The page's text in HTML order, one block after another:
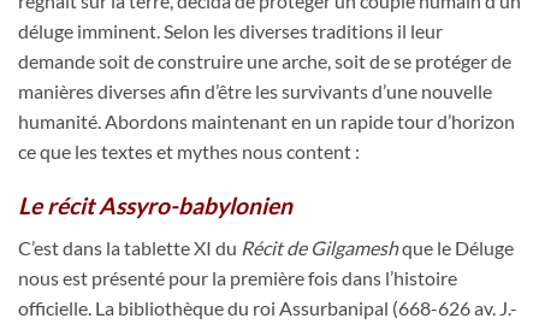
déluge imminent. Selon les diverses traditions il leur
demande soit de construire une arche, soit de se protéger de
manières diverses afin d’être les survivants d’une nouvelle
humanité. Abordons maintenant en un rapide tour d’horizon
ce que les textes et mythes nous content :
Le récit Assyro-babylonien
C’est dans la tablette XI du Récit de Gilgameshque le Déluge
nous est présenté pour la première fois dans l’histoire
officielle. La bibliothèque du roi Assurbanipal (668-626 av. J.-